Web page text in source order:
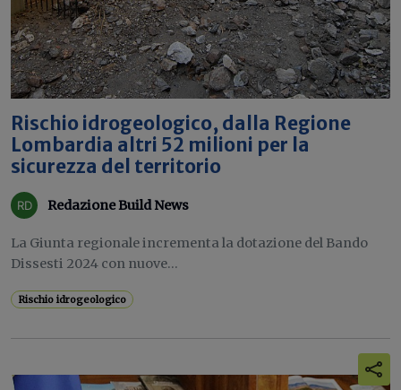
Rischio idrogeologico, dalla Regione
Lombardia altri 52 milioni per la
sicurezza del territorio
Redazione Build News
La Giunta regionale incrementa la dotazione del Bando
Dissesti 2024 con nuove...
Rischio idrogeologico